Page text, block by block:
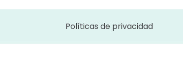
Políticas de privacidad